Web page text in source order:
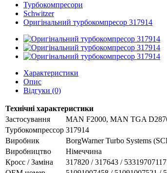
Турбокомпресори
Schwitzer
Оригінальний турбокомпресор 317914
Характеристики
Опис
Відгуки (0)
Технічні характеристики
Застосування
MAN F2000, MAN TGA
Турбокомпрессор 317914
Виробник
BorgWarner Turbo Systems
Виробництво
Німеччина
Кросс / Заміна
317820 / 317643 /